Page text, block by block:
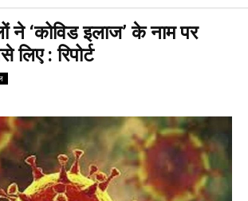
ने ‘कोविड इलाज’ के नाम पर
: रिपोर्ट